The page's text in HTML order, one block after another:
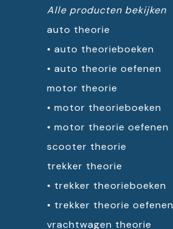
Alle producten bekijken
auto theorie
• auto theorieboeken
• auto theorie oefenen
motor theorie
• motor theorieboeken
• motor theorie oefenen
scooter theorie
trekker theorie
• trekker theorieboeken
• trekker theorie oefenen
vrachtwagen theorie